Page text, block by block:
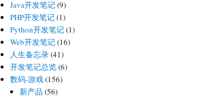
Java开发笔记(9)
PHP开发笔记(1)
Python开发笔记(1)
Web开发笔记(16)
人生备忘录(41)
开发笔记总览(6)
数码-游戏(156)
新产品 (56)